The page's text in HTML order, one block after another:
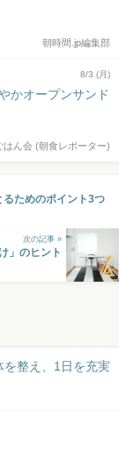
朝時間.jp編集部
8/3 (月)
かオープンサンド
はん会 (朝食レポーター)
ためのポイント3つ
次の記事 »
」のヒント
整え、1日を充実